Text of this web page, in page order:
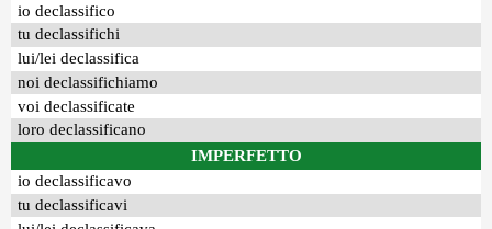
io declassifico
tu declassifichi
lui/lei declassifica
noi declassifichiamo
voi declassificate
loro declassificano
IMPERFETTO
io declassificavo
tu declassificavi